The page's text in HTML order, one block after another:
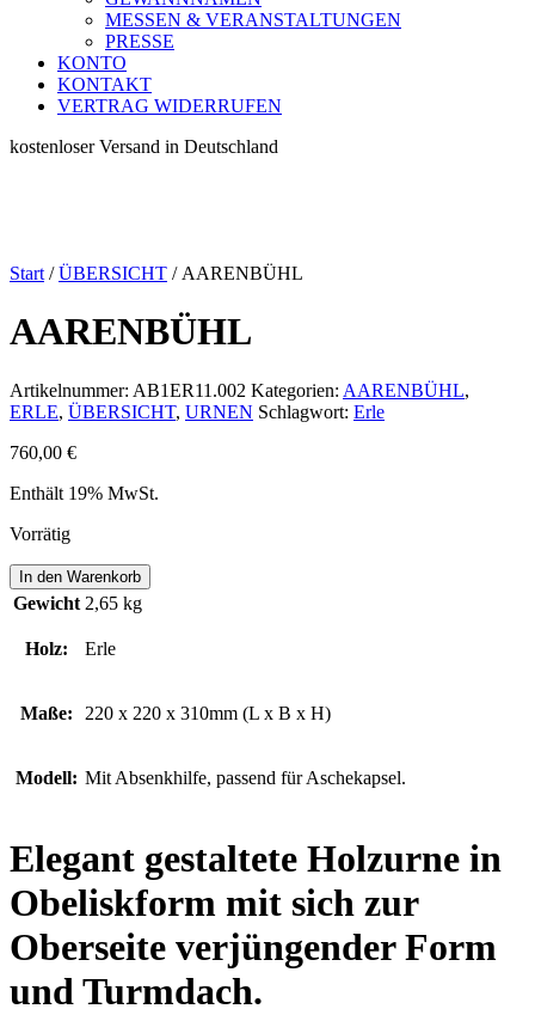
MESSEN & VERANSTALTUNGEN
PRESSE
KONTO
KONTAKT
VERTRAG WIDERRUFEN
kostenloser Versand in Deutschland
Start /ÜBERSICHT / AARENBÜHL
AARENBÜHL
Artikelnummer: AB1ER11.002 Kategorien: AARENBÜHL,
ERLE, ÜBERSICHT, URNEN Schlagwort: Erle
760,00 €
Enthält 19% MwSt.
Vorrätig
AARENBÜHL
Menge
In den Warenkorb
Gewicht 2,65 kg
Holz: Erle
Maße: 220 x 220 x 310mm (L x B x H)
Modell: Mit Absenkhilfe, passend für Aschekapsel.
Elegant gestaltete Holzurne in
Obeliskform mit sich zur
Oberseite verjüngender Form
und Turmdach.